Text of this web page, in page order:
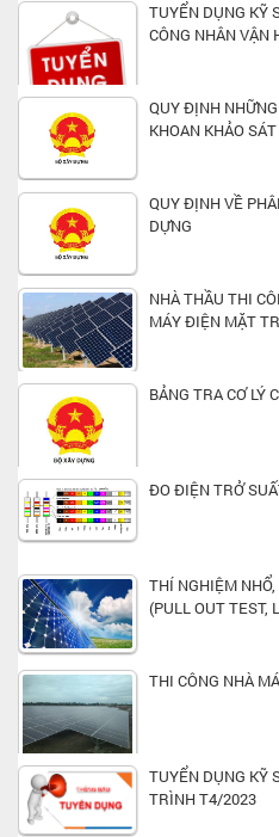
TUYỂN DỤNG KỸ
CÔNG NHÂN VẬN
QUY ĐỊNH
KHOAN KHẢO
QUY ĐỊNH VỀ
DỰNG
NHÀ THẦU THI
MÁY ĐIỆN MẶT
BẢNG TRA CƠ LÝ
ĐO ĐIỆN TRỞ
THÍ NGHIỆM
(PULL OUT TEST,
THI CÔNG NHÀ
TUYỂN DỤNG KỸ
TRÌNH T4/2023